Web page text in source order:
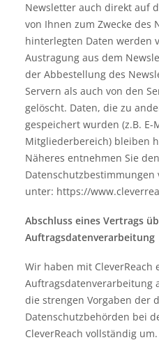
Newsletter auch direkt auf
von Ihnen zum Zwecke des
hinterlegten Daten werden
Austragung aus dem
der Abbestellung des
Servern als auch von den
gelöscht. Daten, die zu
gespeichert wurden (z.B.
Mitgliederbereich) bleiben
Näheres entnehmen Sie den
Datenschutzbestimmungen
unter: https://
Abschluss eines Vertrags
Auftragsdatenverarbeitung
Wir haben mit CleverReach
Auftragsdatenverarbeitung
die strengen Vorgaben der
Datenschutzbehörden bei
CleverReach vollständig um.